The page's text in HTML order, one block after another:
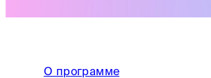
О программе